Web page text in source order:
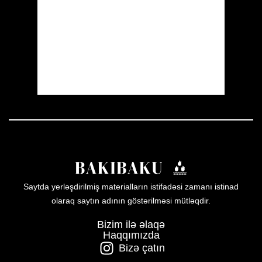
Saytda yerləşdirilmiş materialların istifadəsi zamanı istinad
olaraq saytın adının göstərilməsi mütləqdir.
Bizim ilə əlaqə
Haqqımızda
Bizə çatın